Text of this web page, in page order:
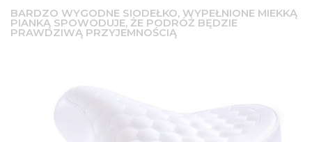
BARDZO WYGODNE SIODEŁKO, WYPEŁNIONE MIEKKĄ
PIANKĄ SPOWODUJE, ŻE PODRÓŻ BĘDZIE
PRAWDZIWĄ PRZYJEMNOŚCIĄ